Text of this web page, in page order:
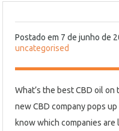
Postado em 7 de junho de
uncategorised
What’s the best CBD oil on
new CBD company pops
know which companies